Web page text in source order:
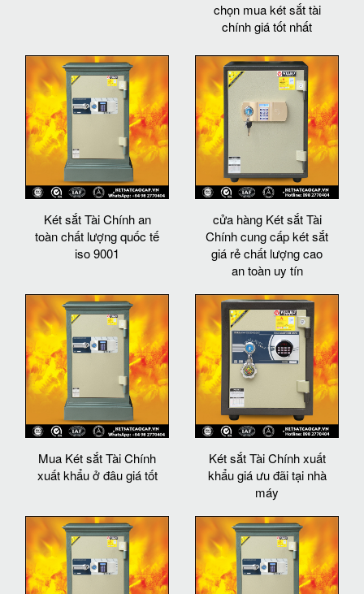
chọn mua két sắt tài
chính giá tốt nhất
Két sắt Tài Chính an
toàn chất lượng quốc tế
iso 9001
cửa hàng Két sắt Tài
Chính cung cấp két sắt
giá rẻ chất lượng cao
an toàn uy tín
Mua Két sắt Tài Chính
xuất khẩu ở đâu giá tốt
Két sắt Tài Chính xuất
khẩu giá ưu đãi tại nhà
máy